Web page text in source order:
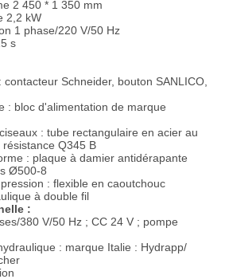
2 450 * 1 350 mm
2,2 kW
1 phase/220 V/50 Hz
s
contacteur Schneider, bouton SANLICO,
: bloc d'alimentation de marque
: tube rectangulaire en acier au
Q345 B
: plaque à damier antidérapante
Ø500-8
: flexible en caoutchouc
à double fil
:
380 V/50 Hz ; CC 24 V ; pompe
: marque Italie : Hydrapp/